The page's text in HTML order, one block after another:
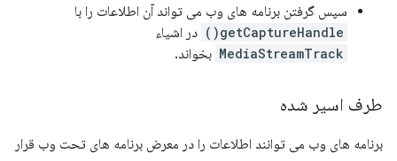
سپس گرفتن برنامه های وب می تواند آن اطلاعات را با
getCaptureHandle() در اشیاء
MediaStreamTrack بخواند.
طرف اسیر شده
برنامه های وب می توانند اطلاعات را در معرض برنامه های تحت وب قرار